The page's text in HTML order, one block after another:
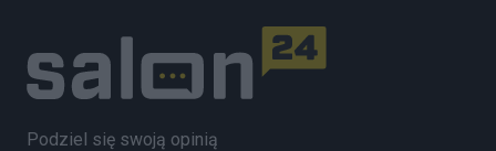
Podziel się swoją opinią